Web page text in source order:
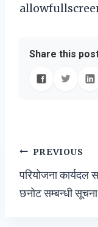
Share this
Post
navigation
PREVIOUS
परियोजना कार्यदल
छनोट सम्बन्धी